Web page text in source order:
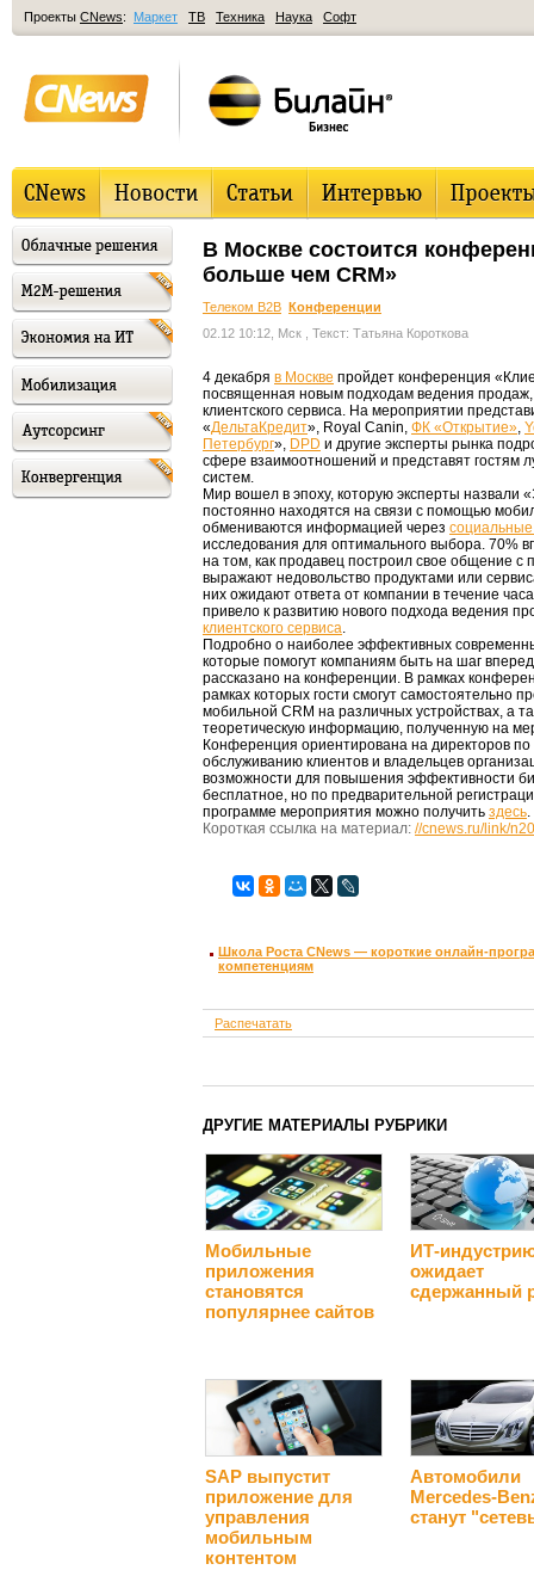
Проекты CNews: Маркет ТВ Техника Наука Софт
В Москве состоится
больше чем CRM»
Телеком B2B Конференции
02.12 10:12, Мск , Текст: Татьяна Короткова
4 декабря в Москве пройдет конференция
посвященная новым подходам ведения продаж,
клиентского сервиса. На мероприятии
«ДельтаКредит», Royal Canin, ФК «Открытие»,
Петербург», DPD и другие эксперты рынка
сфере взаимоотношений и представят гостям
систем.
Мир вошел в эпоху, которую эксперты назвали
постоянно находятся на связи с помощью
обмениваются информацией через социальные
исследования для оптимального выбора. 70%
на том, как продавец построил свое общение с
выражают недовольство продуктами или
них ожидают ответа от компании в течение
привело к развитию нового подхода ведения
клиентского сервиса.
Подробно о наиболее эффективных
которые помогут компаниям быть на шаг
рассказано на конференции. В рамках
рамках которых гости смогут самостоятельно
мобильной CRM на различных устройствах, а
теоретическую информацию, полученную на
Конференция ориентирована на директоров
обслуживанию клиентов и владельцев
возможности для повышения эффективности
бесплатное, но по предварительной
программе мероприятия можно получить здесь.
Короткая ссылка на материал: //cnews.ru/link/
Школа Роста CNews — короткие онлайн-
компетенциям
Распечатать
ДРУГИЕ МАТЕРИАЛЫ РУБРИКИ
Мобильные
приложения
становятся
популярнее сайтов
ИТ-
ожидает
сдержанный
SAP выпустит
приложение для
управления
мобильным
контентом
Автомобили
Mercedes-
станут